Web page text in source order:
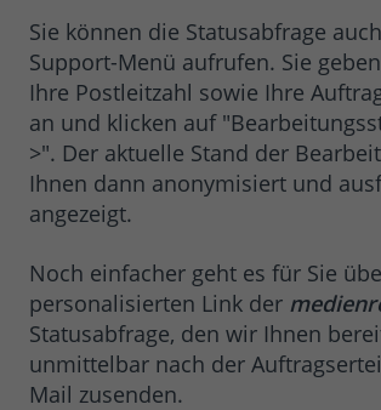
Sie können die Statusabfrage
Support-Menü aufrufen. Sie
Ihre Postleitzahl sowie Ihre
an und klicken auf
>". Der aktuelle Stand der
Ihnen dann anonymisiert und
angezeigt.
Noch einfacher geht es für Sie
personalisierten Link der
Statusabfrage, den wir Ihnen
unmittelbar nach der
Mail zusenden.